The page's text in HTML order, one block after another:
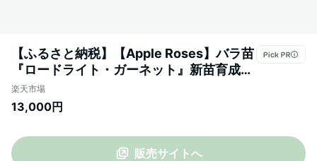
【ふるさと納税】【Apple Roses】バラ苗
『ロードライト・ガーネット』新苗育成苗
6号ポット植え 【苗木・バラ苗・ばら・
薔薇・バラ・フラワー・6号】 お届け：
楽天市場
13,000円
販売サイトへ